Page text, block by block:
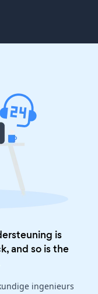
is
and so is the
ingenieurs